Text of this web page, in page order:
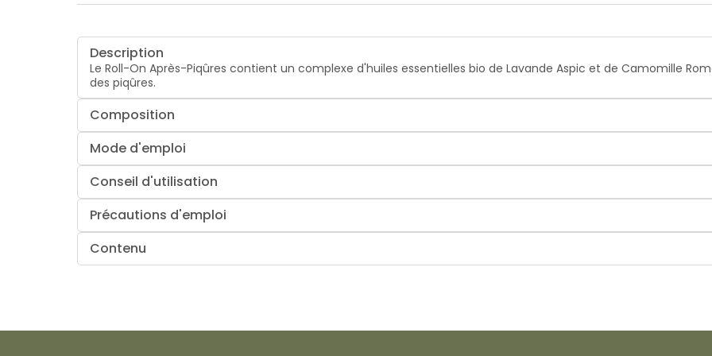
Description
Le Roll-On Après-Piqûres contient un complexe d'huiles essentielles bio de Lavande Aspic et de Camomille
des piqûres.
Composition
Mode d'emploi
Conseil d'utilisation
Précautions d'emploi
Contenu